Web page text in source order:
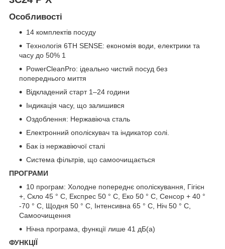
Особливості
14 комплектів посуду
Технологія 6TH SENSE: економія води, електрики та
часу до 50% 1
PowerCleanPro: ідеально чистий посуд без
попереднього миття
Відкладений старт 1–24 години
Індикація часу, що залишився
Оздоблення: Нержавіюча сталь
Електронний ополіскувач та індикатор солі.
Бак із нержавіючої сталі
Система фільтрів, що самоочищається
ПРОГРАМИ
10 програм: Холодне попереднє ополіскування, Гігієн
+, Скло 45 ° С, Експрес 50 ° С, Еко 50 ° С, Сенсор + 40 °
-70 ° С, Щодня 50 ° С, Інтенсивна 65 ° С, Ніч 50 ° С,
Самоочищення
Нічна програма, функції лише 41 дБ(а)
ФУНКЦІЇ